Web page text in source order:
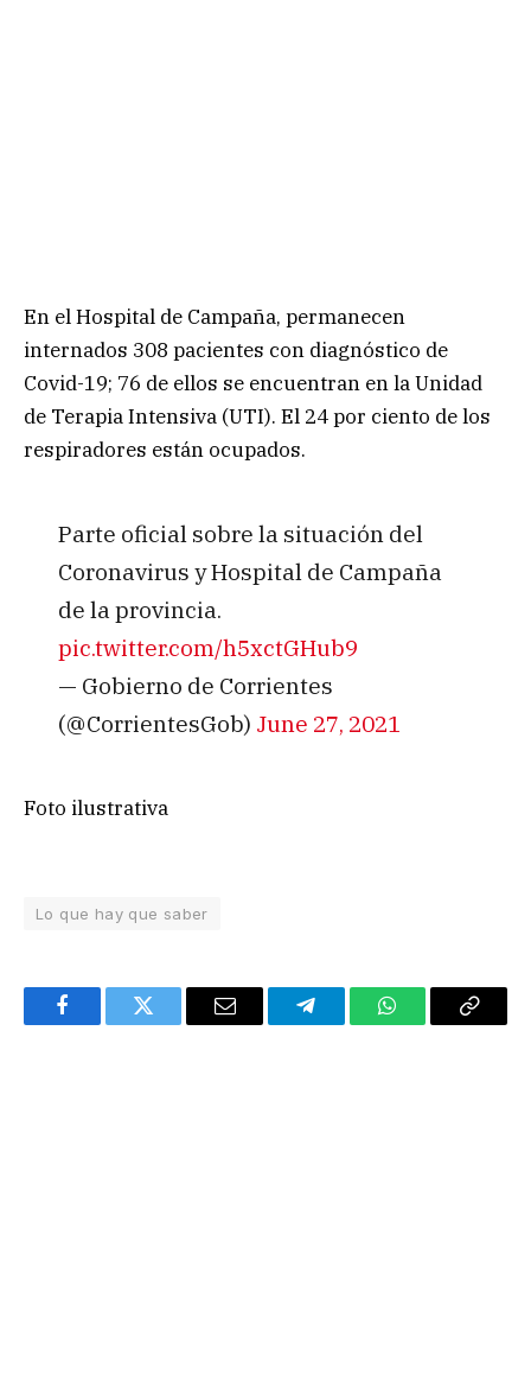
En el Hospital de Campaña, permanecen
internados 308 pacientes con diagnóstico de
Covid-19; 76 de ellos se encuentran en la Unidad
de Terapia Intensiva (UTI). El 24 por ciento de los
respiradores están ocupados.
Parte oficial sobre la situación del
Coronavirus y Hospital de Campaña
de la provincia.
pic.twitter.com/h5xctGHub9
— Gobierno de Corrientes
(@CorrientesGob) June 27, 2021
Foto ilustrativa
Lo que hay que saber
FacebookTwitter Email TelegramWhatsAppCopy